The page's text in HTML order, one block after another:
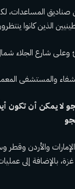
صناديق
الذين كانوا
شارع الجلاء
والمستشفى
لا يمكن أن
والأردن وقطر
بالإضافة إلى